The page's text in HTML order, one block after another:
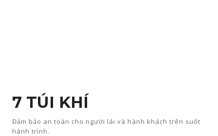
7 TÚI KHÍ
Đảm bảo an toàn cho người lái và hành khách trên suốt
hành trình.